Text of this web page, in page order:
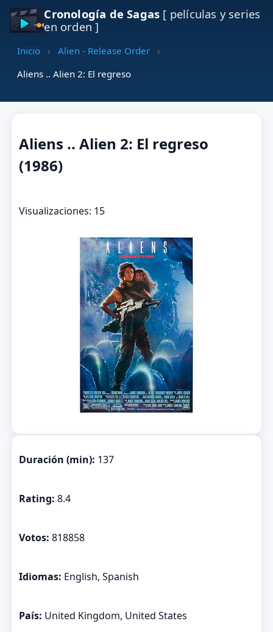
Cronología de Sagas [ películas y series
en orden ]
Inicio › Alien - Release Order
›
Aliens .. Alien 2: El regreso
Aliens .. Alien 2: El regreso
(1986)
Visualizaciones: 15
Duración (min): 137
Rating: 8.4
Votos: 818858
Idiomas: English, Spanish
País: United Kingdom, United States